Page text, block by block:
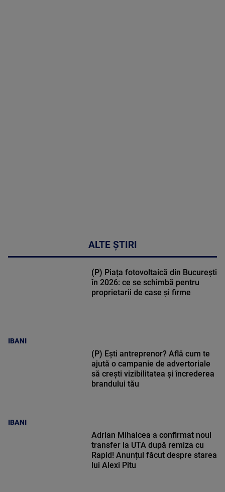
ALTE ȘTIRI
IBANI
(P) Piața fotovoltaică din București
în 2026: ce se schimbă pentru
proprietarii de case și firme
IBANI
(P) Ești antreprenor? Află cum te
ajută o campanie de advertoriale
să crești vizibilitatea și încrederea
brandului tău
Adrian Mihalcea a confirmat noul
transfer la UTA după remiza cu
Rapid! Anunțul făcut despre starea
lui Alexi Pitu